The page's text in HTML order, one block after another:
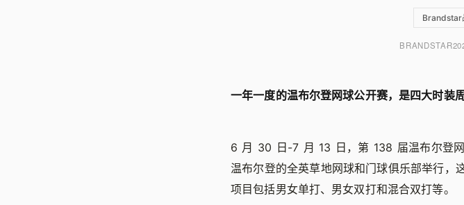
Brandstar
BRANDSTAR
一年一度的温布尔登网球公开赛，是四大时装
6 月 30 日-7 月 13 日，第 138 届温布尔登
温布尔登的全英草地网球和门球俱乐部举行，
项目包括男女单打、男女双打和混合双打等。